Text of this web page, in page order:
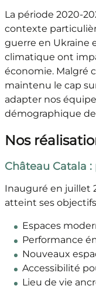
La période 2020-
contexte
guerre en Ukraine
climatique ont
économie. Malgré
maintenu le cap
adapter nos
démographique
Nos
Château Catala
Inauguré en juillet
atteint ses
Espaces
Performance
Nouveaux
Accessibilité
Lieu de vie